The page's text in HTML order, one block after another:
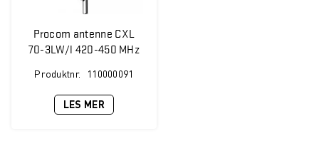
Procom antenne CXL
70-3LW/l 420-450 MHz
Produktnr. 110000091
LES MER